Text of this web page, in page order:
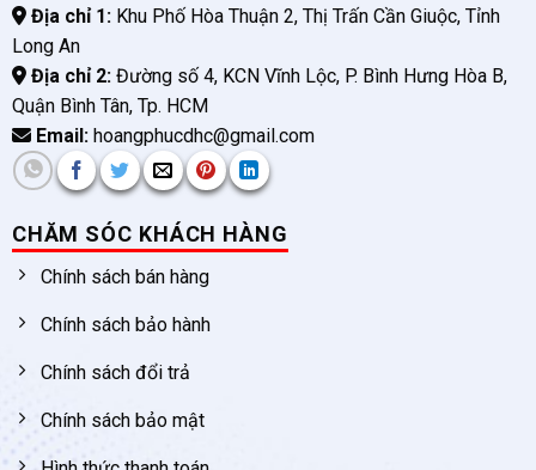
Địa chỉ 1:Khu Phố Hòa Thuận 2, Thị Trấn Cần Giuộc, Tỉnh
Long An
Địa chỉ 2:Đường số 4, KCN Vĩnh Lộc, P. Bình Hưng Hòa B,
Quận Bình Tân, Tp. HCM
Email:hoangphucdhc@gmail.com
CHĂM SÓC KHÁCH HÀNG
Chính sách bán hàng
Chính sách bảo hành
Chính sách đổi trả
Chính sách bảo mật